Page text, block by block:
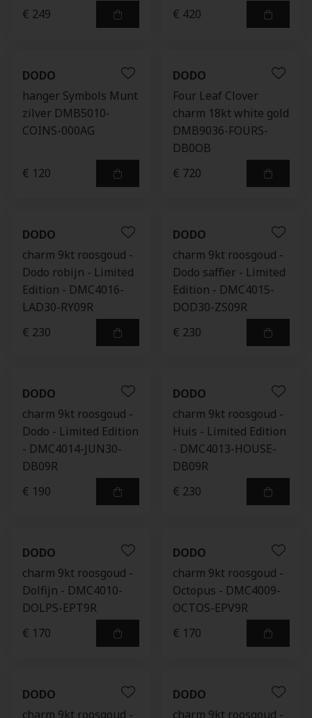
€ 249
€ 420
DODO
hanger Symbols Munt
zilver DMB5010-
COINS-000AG
€ 120
DODO
Four Leaf Clover
charm 18kt white gold
DMB9036-FOURS-
DB0OB
€ 720
DODO
charm 9kt roosgoud -
Dodo robijn - Limited
Edition - DMC4016-
LAD30-RY09R
€ 230
DODO
charm 9kt roosgoud -
Dodo saffier - Limited
Edition - DMC4015-
DOD30-ZS09R
€ 230
DODO
charm 9kt roosgoud -
Dodo - Limited Edition
- DMC4014-JUN30-
DB09R
€ 190
DODO
charm 9kt roosgoud -
Huis - Limited Edition
- DMC4013-HOUSE-
DB09R
€ 230
DODO
charm 9kt roosgoud -
Dolfijn - DMC4010-
DOLPS-EPT9R
€ 170
DODO
charm 9kt roosgoud -
Octopus - DMC4009-
OCTOS-EPV9R
€ 170
DODO
charm 9kt roosgoud -
DODO
charm 9kt roosgoud -